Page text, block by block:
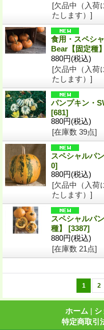
[欠品中（入荷
たします）]
食用・スペシ
Bear【固定種】
880円(税込)
[欠品中（入荷
たします）]
パンプキン・
[681]
880円(税込)
[在庫数 39点]
スペシャルパ
0]
880円(税込)
[欠品中（入荷
たします）]
スペシャルパ
種】 [3387]
880円(税込)
[在庫数 21点]
1 2
ホーム | シ
特定商取引